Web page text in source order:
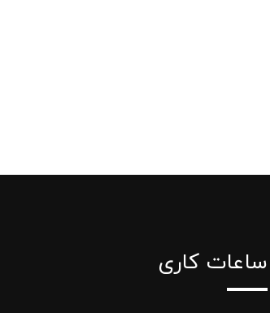
ساعات کاری